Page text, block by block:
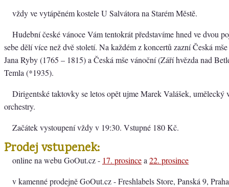
vždy ve vytápěném kostele U Salvátora na Starém Městě.
Hudební české vánoce Vám tentokrát představíme hned ve dvou
sebe dělí více než dvě století. Na každém z koncertů zazní Česká
Jana Ryby (1765 – 1815) a Česká mše vánoční (Září hvězda nad
Temla (*1935).
Dirigentské taktovky se letos opět ujme Marek Valášek, umělecký
orchestry.
Začátek vystoupení vždy v 19:30. Vstupné 180 Kč.
Prodej vstupenek:
online na webu GoOut.cz - 17. prosincea 22. prosince
v kamenné prodejně GoOut.cz - Freshlabels Store, Panská 9,